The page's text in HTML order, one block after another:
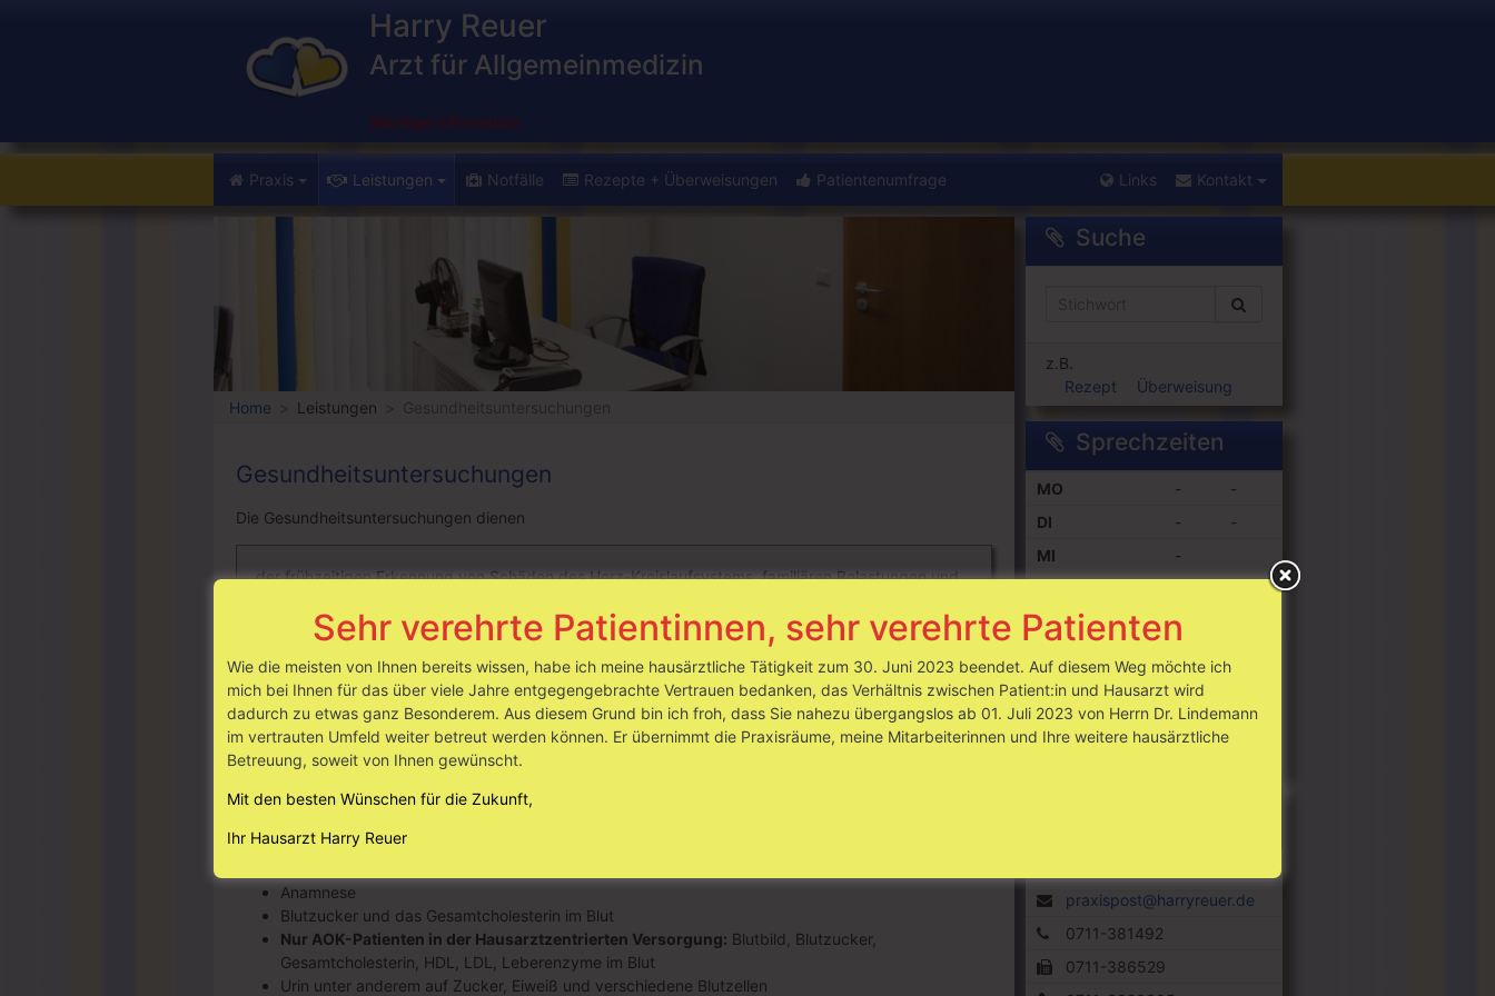
Harry Reuer
Arzt für Allgemeinmedizin
Wichtige Information
Praxis Leistungen Notfälle Rezepte + Überweisungen Patientenumfrage Links Kontakt
Home Leistungen Gesundheitsuntersuchungen
Gesundheitsuntersuchungen
Die Gesundheitsuntersuchungen dienen
der frühzeitigen Erkennung von Schäden des Herz-Kreislaufsystems, familiären Belastungen und
Ab dem 36. Lebensjahr können Versicherte der gesetzlichen Krankenversicherung
Gesundheitsuntersuchung in Anspruch nehmen. Zeigt sich eine Auffälligkeit, können Arzt und Patient
rechtzeitig handeln, bevor sich größere Schäden entwickeln.
Wenn Sie sich als Versicherter der AOK Baden-Württemberg in dieHausarztzentrierte Versorgung
einschreiben, haben Sie Anspruch aufjährlich
Klinische Untersuchungen
Anamnese
Blutzucker und das Gesamtcholesterin im Blut
Nur AOK-Patienten in der Hausarztzentrierten Versorgung: Blutbild, Blutzucker,
Gesamtcholesterin, HDL, LDL, Leberenzyme im Blut
Urin unter anderem auf Zucker, Eiweiß und verschiedene Blutzellen
Suche
z.B.
Rezept
Überweisung
Sprechzeiten
MO -
-
DI
-
-
MI
-
FR
-
Wichtige Information:
Bitte
beachten Sie, dass die Praxis
ab dem 01.07.2023 von Herrn
Dr. Lindemann weiter geführt
praxispost@harryreuer.de
0711-381492
0711-386529
Sehr verehrte Patientinnen, sehr verehrte Patienten
Wie die meisten von Ihnen bereits wissen, habe ich meine hausärztliche Tätigkeit zum 30. Juni 2023 beendet. Auf diesem Weg möchte ich
mich bei Ihnen für das über viele Jahre entgegengebrachte Vertrauen bedanken, das Verhältnis zwischen Patient:in und Hausarzt wird
dadurch zu etwas ganz Besonderem. Aus diesem Grund bin ich froh, dass Sie nahezu übergangslos ab 01. Juli 2023 von Herrn Dr. Lindemann
im vertrauten Umfeld weiter betreut werden können. Er übernimmt die Praxisräume, meine Mitarbeiterinnen und Ihre weitere hausärztliche
Betreuung, soweit von Ihnen gewünscht.
Mit den besten Wünschen für die Zukunft,
Ihr Hausarzt Harry Reuer